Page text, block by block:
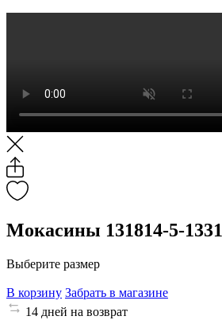
Мокасины 131814-5-1331
Выберите размер
В корзину Забрать в магазине
14 дней на возврат